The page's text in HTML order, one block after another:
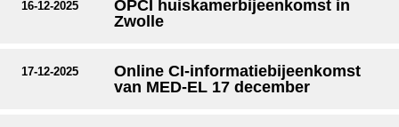
16-12-2025
OPCI huiskamerbijeenkomst in
Zwolle
17-12-2025
Online CI-informatiebijeenkomst
van MED-EL 17 december